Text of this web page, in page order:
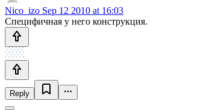
Nico_izo Sep 12 2010 at 16:03
Специфичная у него конструкция.
Reply